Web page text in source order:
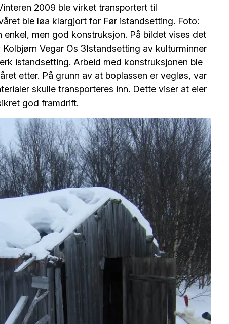
2009 ble virket transportert til
ble løa klargjort for Før istandsetting. Foto:
men god konstruksjon. På bildet vises det
Vegar Os 3Istandsetting av kulturminner
istandsetting. Arbeid med konstruksjonen ble
etter. På grunn av at boplassen er vegløs, var
skulle transporteres inn. Dette viser at eier
god framdrift.